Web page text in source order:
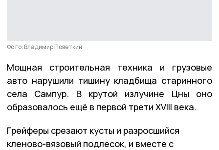
Фото: Владимир Поветкин
Мощная строительная техника и грузовые
авто нарушили тишину кладбища старинного
села Сампур. В крутой излучине Цны оно
образовалось ещё в первой трети XVIII века.
Грейферы срезают кусты и разросшийся
кленово-вязовый подлесок, и вместе с